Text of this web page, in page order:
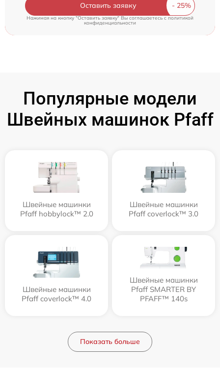
Оставить заявку
Нажимая на кнопку "Оставить заявку" Вы соглашаетесь cполитикой
конфиденциальности
Популярные модели
Швейных машинок Pfaff
Швейные машинки
Pfaff hobbylock™ 2.0
Швейные машинки
Pfaff coverlock™ 3.0
Швейные машинки
Pfaff coverlock™ 4.0
Швейные машинки
Pfaff SMARTER BY
PFAFF™ 140s
Показать больше